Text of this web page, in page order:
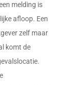
melding is
afloop. Een
zelf maar
komt de